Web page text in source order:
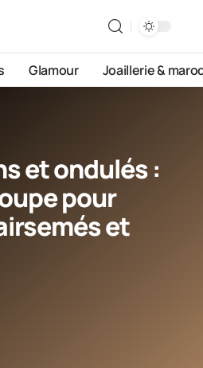
Glamour Joaillerie &
et ondulés :
pour
et